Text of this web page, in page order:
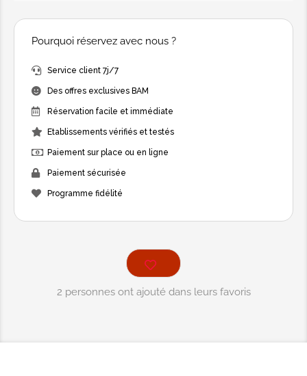
Pourquoi réservez avec nous ?
Service client 7j/7
Des offres exclusives BAM
Réservation facile et immédiate
Etablissements vérifiés et testés
Paiement sur place ou en ligne
Paiement sécurisée
Programme fidélité
2 personnes ont ajouté dans leurs favoris